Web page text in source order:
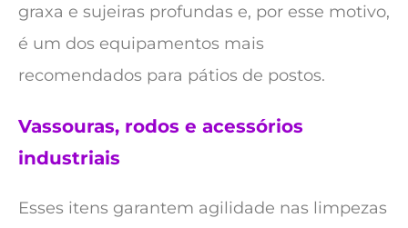
graxa e sujeiras profundas e, por esse motivo,
é um dos equipamentos mais
recomendados para pátios de postos.
Vassouras, rodos e acessórios
industriais
Esses itens garantem agilidade nas limpezas